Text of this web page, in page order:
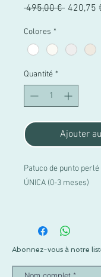
495,00 € Prix
420,75
Colores *
Quantité *
Ajouter
Patuco de punto perlé
ÚNICA (0-3 meses)
Abonnez-vous à notre